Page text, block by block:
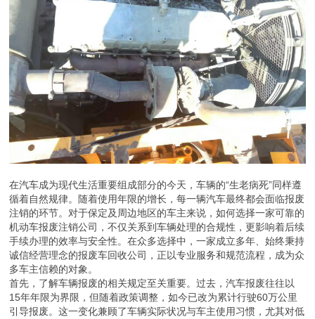
在汽车成为现代生活重要组成部分的今天，车辆的“生老病死”同样遵
循着自然规律。随着使用年限的增长，每一辆汽车最终都会面临报废
注销的环节。对于保定及周边地区的车主来说，如何选择一家可靠的
机动车报废注销公司，不仅关系到车辆处理的合规性，更影响着后续
手续办理的效率与安全性。在众多选择中，一家成立多年、始终秉持
诚信经营理念的报废车回收公司，正以专业服务和规范流程，成为众
多车主信赖的对象。
首先，了解车辆报废的相关规定至关重要。过去，汽车报废往往以
15年年限为界限，但随着政策调整，如今已改为累计行驶60万公里
引导报废。这一变化兼顾了车辆实际状况与车主使用习惯，尤其对低